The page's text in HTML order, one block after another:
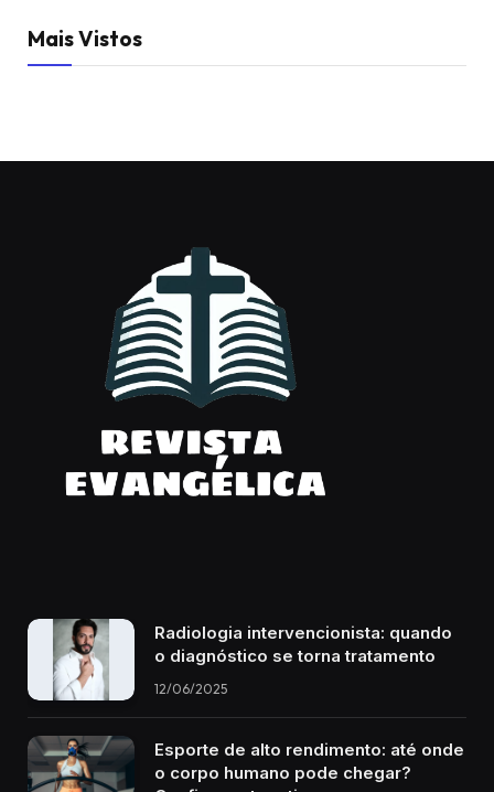
Mais Vistos
Radiologia intervencionista: quando
o diagnóstico se torna tratamento
12/06/2025
Esporte de alto rendimento: até onde
o corpo humano pode chegar?